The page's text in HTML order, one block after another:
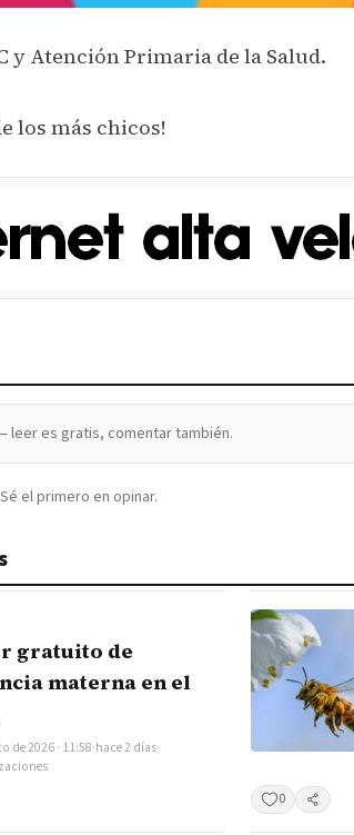
y Atención Primaria de la Salud.
los más chicos!
leer es gratis, comentar también.
el primero en opinar.
gratuito de
materna en el
de 2026 · 11:58·hace 2 días·
0
Compartir